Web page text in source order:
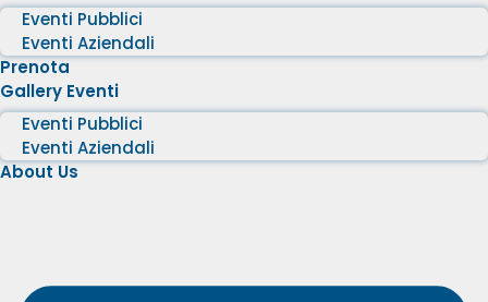
Eventi Pubblici
Eventi Aziendali
Prenota
Gallery Eventi
Eventi Pubblici
Eventi Aziendali
About Us